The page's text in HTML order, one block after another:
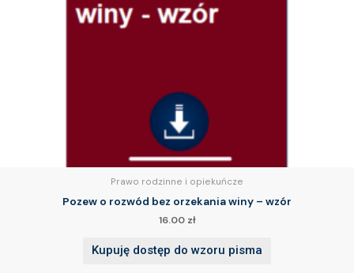
Prawo rodzinne i opiekuńcze
Pozew o rozwód bez orzekania winy – wzór
16.00 zł
Kupuję dostęp do wzoru pisma